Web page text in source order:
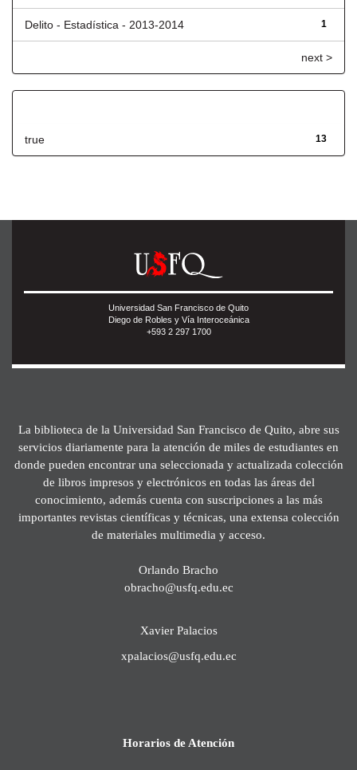
1
Delito - Estadística - 2013-2014
next >
13
true
Universidad San Francisco de Quito
Diego de Robles y Vía Interoceánica
+593 2 297 1700
La biblioteca de la Universidad San Francisco de Quito, abre sus
servicios diariamente para la atención de miles de estudiantes en
donde pueden encontrar una seleccionada y actualizada colección
de libros impresos y electrónicos en todas las áreas del
conocimiento, además cuenta con suscripciones a las más
importantes revistas científicas y técnicas, una extensa colección
de materiales multimedia y acceso.
Orlando Bracho
obracho@usfq.edu.ec
Xavier Palacios
xpalacios@usfq.edu.ec
Horarios de Atención